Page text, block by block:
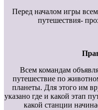
Перед началом игры
путешествия-
Всем командам
путешествие по
планеты. Для этого им
указано где и какой этап
какой станции